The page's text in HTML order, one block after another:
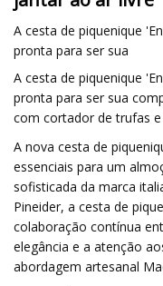
A cesta de piquenique
pronta para ser sua
A cesta de piquenique
pronta para ser sua
com cortador de trufas
A nova cesta de
essenciais para um
sofisticada da marca
Pineider, a cesta de
colaboração contínua
elegância e a atenção
abordagem artesanal